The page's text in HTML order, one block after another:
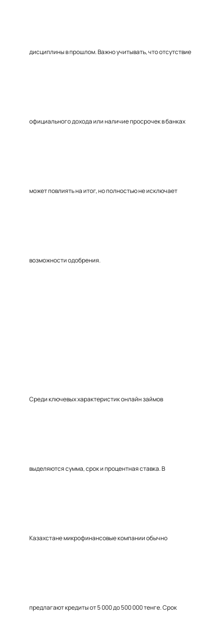
дисциплины в прошлом. Важно учитывать, что отсутствие
официального дохода или наличие просрочек в банках
может повлиять на итог, но полностью не исключает
возможности одобрения.
Среди ключевых характеристик онлайн займов
выделяются сумма, срок и процентная ставка. В
Казахстане микрофинансовые компании обычно
предлагают кредиты от 5 000 до 500 000 тенге. Срок